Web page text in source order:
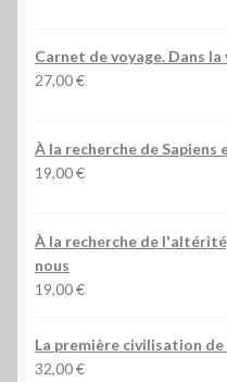
Carnet de voyage. Dans
27,00€
À la recherche de
19,00€
À la recherche de
nous
19,00€
La première civilisation
32,00€